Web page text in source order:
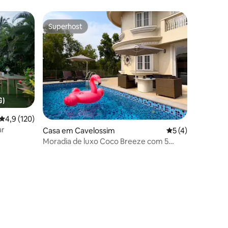
média de 4,9 em 5 estrelas, 120avaliações
4,9 (120)
Superhost
Superhost
Casa em Cavelossim Classificação
5 (4)
Moradia de luxo Coco Breeze com 5